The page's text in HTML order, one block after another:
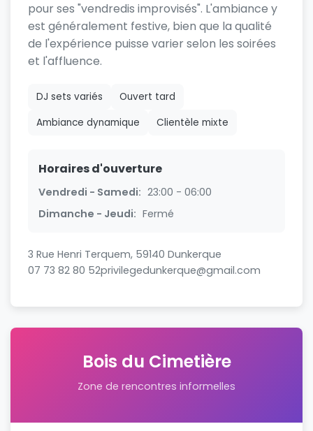
pour ses "vendredis improvisés". L'ambiance y
est généralement festive, bien que la qualité
de l'expérience puisse varier selon les soirées
et l'affluence.
DJ sets variés
Ouvert tard
Ambiance dynamique
Clientèle mixte
Horaires d'ouverture
Vendredi - Samedi: 23:00 - 06:00
Dimanche - Jeudi: Fermé
3 Rue Henri Terquem, 59140 Dunkerque
07 73 82 80 52privilegedunkerque@gmail.com
Bois du Cimetière
Zone de rencontres informelles